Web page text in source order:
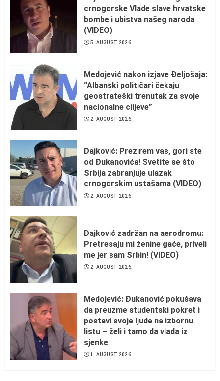
crnogorske Vlade slave hrvatske
bombe i ubistva našeg naroda
(VIDEO)
5. AUGUST 2026.
Medojević nakon izjave Đeljošaja:
“Albanski političari čekaju
geostrateški trenutak za svoje
nacionalne ciljeve”
2. AUGUST 2026.
Dajković: Prezirem vas, gori ste
od Đukanovića! Svetite se što
Srbija zabranjuje ulazak
crnogorskim ustašama (VIDEO)
2. AUGUST 2026.
Dajković zadržan na aerodromu:
Pretresaju mi ženine gaće, priveli
me jer sam Srbin! (VIDEO)
2. AUGUST 2026.
Medojević: Đukanović pokušava
da preuzme studentski pokret i
postavi svoje ljude na izbornu
listu – želi i tamo da vlada iz
sjenke
1. AUGUST 2026.